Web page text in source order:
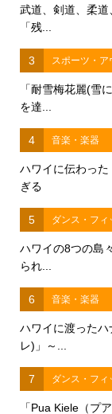
武道、剣道、柔
「残...
3 スポーツ・ア
「耐雪梅花麗(雪
を達...
4 音楽・楽器
ハワイに伝わっ
ぎる
5 ダンス・フィ
ハワイの8つの島
られ...
6 音楽・楽器
ハワイに渡った
レ)」～...
7 ダンス・フィ
「Pua Kiele（プ